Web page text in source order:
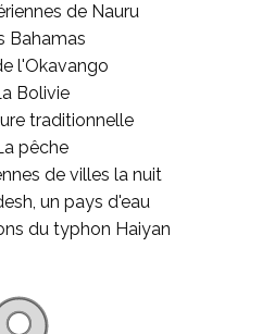
de Nauru
Bahamas
l'Okavango
Bolivie
traditionnelle
pêche
de villes la nuit
un pays d'eau
du typhon Haiyan